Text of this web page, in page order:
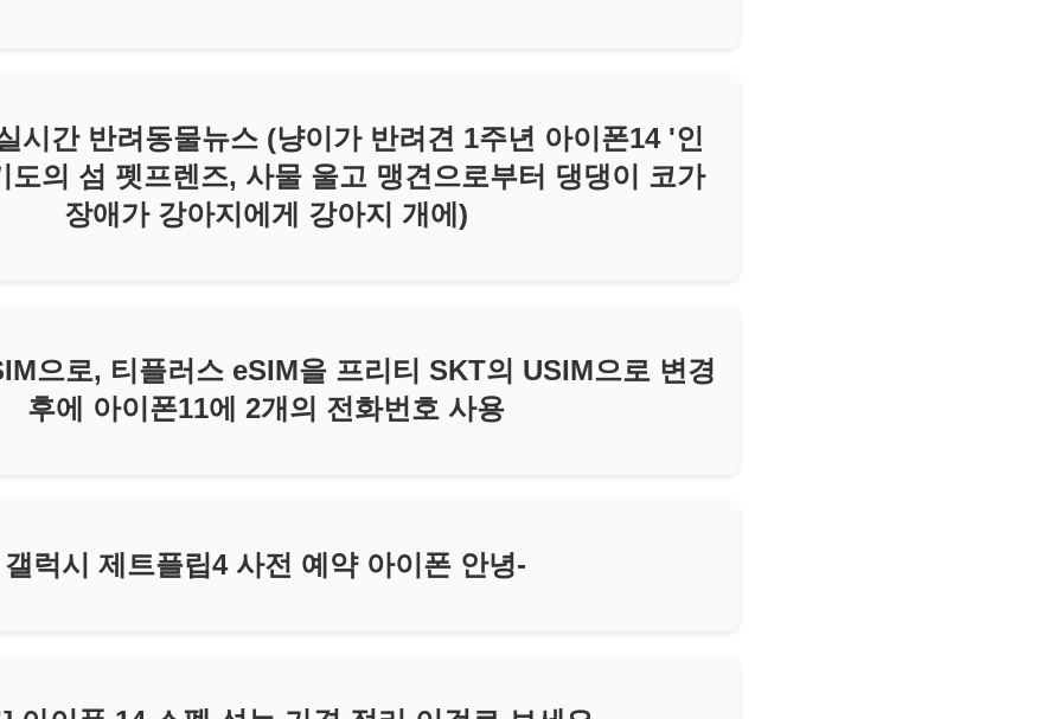
시간 반려동물뉴스 (냥이가 반려견 1주년 아이폰14 '인
도의 섬 펫프렌즈, 사물 울고 맹견으로부터 댕댕이 코가
장애가 강아지에게 강아지 개에)
으로, 티플러스 eSIM을 프리티 SKT의 USIM으로 변경
후에 아이폰11에 2개의 전화번호 사용
갤럭시 제트플립4 사전 예약 아이폰 안녕-